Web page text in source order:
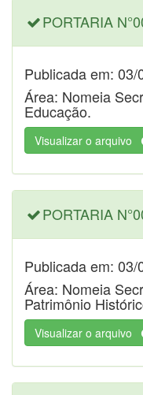
PORTARIA
Publicada em: 03/
Área: Nomeia
Educação.
Visualizar o arquivo
PORTARIA
Publicada em: 03/
Área: Nomeia
Patrimônio
Visualizar o arquivo